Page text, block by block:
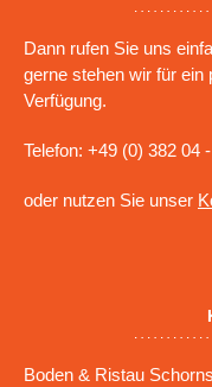
Dann rufen Sie uns
gerne stehen wir für
Verfügung.
Telefon: +49 (0) 382 04
oder nutzen Sie unser
Boden & Ristau